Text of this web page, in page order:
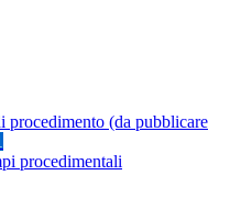
procedimento (da pubblicare
procedimentali